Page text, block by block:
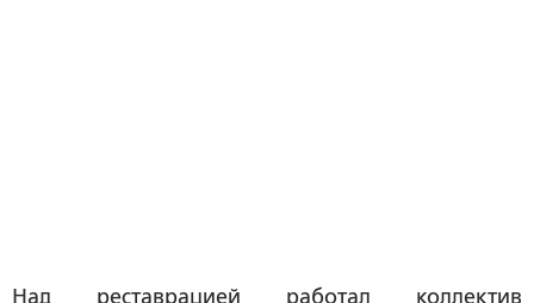
Над реставрацией работал коллектив